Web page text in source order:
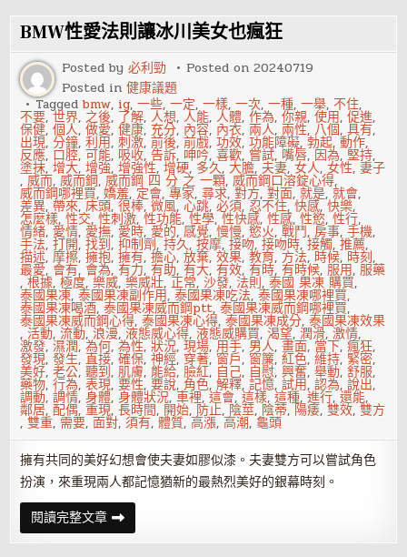
自
述
老
公
為
自
己
口
交
的
體
驗
BMW性愛法則讓冰川美女也瘋狂
Posted by必利勁 Posted on20240719
Posted in健康議題
Taggedbmw, ig,一些,一定,一樣,一次,一種,一舉,不住,
不要,世界, 之後, 了解,人想,人能,人體,作為,你親,使用,促進,
保健,個人,做愛,健康, 充分, 內容, 內衣, 兩人, 兩性, 八個,具有,
出現,分鐘,利用,刺激,前後,前戲,功效,功能障礙,勃起,動作,
反應, 口腔,可能, 吸收,告訴, 呻吟,喜歡, 嘗試, 嘴唇, 因為,堅持,
塗抹,增大,增強,增強性,增硬, 多久,大膽, 夫妻,女人,女性,妻子
,威而,威而鋼,威而鋼 四 分 之 一顆,威而鋼口溶錠心得,
威而鋼哪裡買,嬌羞, 定會,專家,尋求,對方,對面,就是,就會,
差異,帶來,床頭,很棒,微風,心跳,必須, 忍不住,快感,快樂,
怎麼樣,性交,性刺激,性功能,性學,性快感,性感,性慾,性行,
情緒, 愛情, 愛撫, 愛時, 愛的,感覺,慢慢,慾火,戰鬥,房事,手機,
手法,打開,找到,抑制劑,持久,按摩,接吻,接吻時,接觸,推薦,
描述,摩擦,擁抱,擁有,擔心,放棄,效果,教育, 方法, 時候, 時刻,
最愛, 會有, 會為,有力,有助,有大,有效,有時,有時候,服用,服藥
,根據,極度,樂威,樂威壯,正常,沙發, 法則,泰國 果凍 購買,
泰國果凍,泰國果凍副作用,泰國果凍吃法,泰國果凍哪裡買,
泰國果凍喝酒,泰國果凍威而鋼ptt,泰國果凍威而鋼哪裡買,
泰國果凍威而鋼心得,泰國果凍心得,泰國果凍成分,泰國果凍效果
,活動,流動,浪漫,液態威心得,液態威購買,渴望,潤滑,激情,
激發,濕潤,為何,為性,狀況,現場,用手, 男人,畫面, 當下,瘋狂,
發現,發生,直接,確保,神經, 穿著, 窗戶, 窗簾,紅色,維持, 緊密,
美好,老公,聽到,肌膚, 能給,臉紅, 自己, 自慰,興奮,舉動,舒服,
藥物,行為,表現,要性,要說, 角色,解釋,記憶,試用,認為,說出,
調動,調情,身體,身體狀況,車裡,這會,這樣,這種,進行,還能,
鄰居,配偶,重現,長時間, 開始, 防止, 陰莖, 陰蒂, 陽痿,雙效,雙方
,雙重, 需要,面對,須有,體質,高漲,高潮, 龜頭
擁有共同的美好幻想會使夫妻如膠似漆。夫妻雙方可以嘗試角色
扮演，來重現兩人都記憶猶新的最熱烈美好的銀幕時刻。
閱讀完整文章BMW
性
愛